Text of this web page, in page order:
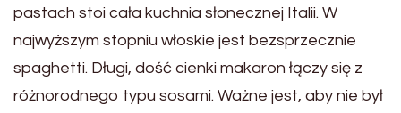
pastach stoi cała kuchnia słonecznej Italii. W
najwyższym stopniu włoskie jest bezsprzecznie
spaghetti. Długi, dość cienki makaron łączy się z
różnorodnego typu sosami. Ważne jest, aby nie był